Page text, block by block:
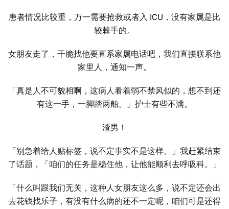
患者情况比较重，万一需要抢救或者入 ICU，没有家属是比
较棘手的。
女朋友走了，干脆找他要直系家属电话吧，我们直接联系他
家里人，通知一声。
「真是人不可貌相啊，这病人看着弱不禁风似的，想不到还
有这一手，一脚踏两船。」护士有些不满。
渣男！
「别急着给人贴标签，说不定事实不是这样。」我赶紧结束
了话题，「咱们的任务是稳住他，让他能顺利去呼吸科。」
「什么叫跟我们无关，这种人女朋友这么多，说不定还会出
去花钱找乐子，有没有什么病的还不一定呢，咱们可是还得